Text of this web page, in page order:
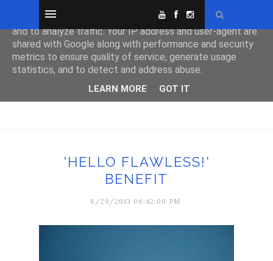
'HELLO FLAWLESS!'
BENEFIT
8/29/2013 06:42:00 PM
This site uses cookies from Google to deliver its services
and to analyze traffic. Your IP address and user-agent are
shared with Google along with performance and security
metrics to ensure quality of service, generate usage
statistics, and to detect and address abuse.
LEARN MORE GOT IT